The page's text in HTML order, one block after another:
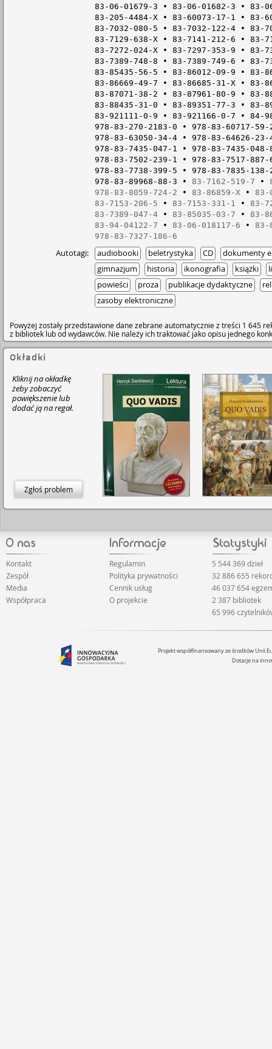
83-06-01679-3 83-06-01682-3
83-
83-205-4484-X
83-60073-17-1
83-
83-7032-080-5
83-7032-122-4
83-
83-7129-638-X
83-7141-212-6
83-
83-7272-024-X
83-7297-353-9
83-
83-7389-748-8
83-7389-749-6
83-
83-85435-56-5
83-86012-09-9
83-
83-86669-49-7
83-86685-31-X
83-
83-87071-38-2
83-87961-80-9
83-
83-88435-31-0
83-89351-77-3
83-
83-921111-0-9
83-921166-0-7
84-
978-83-270-2183-0
978-83-60717-59-
978-83-63050-34-4
978-83-64626-23-
978-83-7435-047-1
978-83-7435-048-
978-83-7502-239-1
978-83-7517-887-
978-83-7738-399-5
978-83-7835-138-
978-83-89968-88-3
83-7162-519-7
978-83-8059-724-2
83-86859-X
83-
83-7153-206-5
83-7153-331-1
83-
83-7389-047-4
83-85035-03-7
83-
83-94-04122-7
83-06-018117-6
83-
978-83-7327-186-6
Autotagi: audiobooki beletrystyka CD
dokumenty
gimnazjum
historia ikonografia książki
powieści
proza publikacje dydaktyczne
zasoby elektroniczne
Powyżej zostały przedstawione dane zebrane automatycznie z treści 1 645
z bibliotek lub od wydawców. Nie należy ich traktować jako opisu jednego
Okładki
Kliknij na okładkę
żeby zobaczyć
powiększenie lub
dodać ją na regał.
Zgłoś problem
Kontakt
Zespół
Media
Współpraca
Regulamin
Polityka prywatności
Cennik usług
O projekcie
5 544 369 dzieł
32 886 655
46 037 654
2 387 bibliotek
65 996
Projekt współfinansowany ze środków Unii
Dotacje na